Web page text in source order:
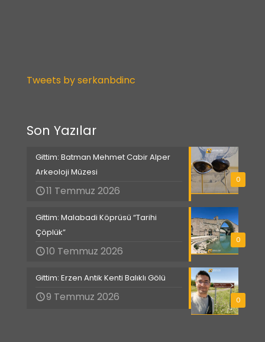
Tweets by serkanbdinc
Son Yazılar
0
Gittim: Batman Mehmet Cabir Alper
Arkeoloji Müzesi
11 Temmuz 2026
0
Gittim: Malabadi Köprüsü “Tarihi
Çöplük”
10 Temmuz 2026
0
Gittim: Erzen Antik Kenti Balıklı Gölü
9 Temmuz 2026